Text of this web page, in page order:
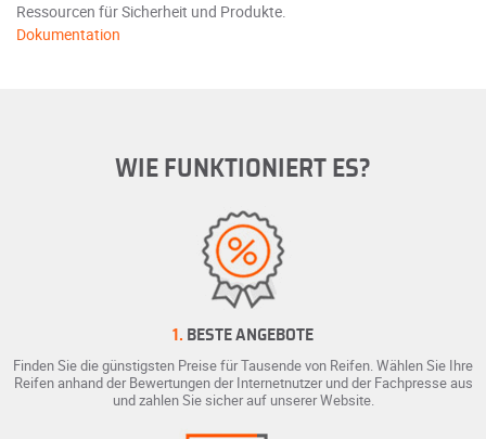
Ressourcen für Sicherheit und Produkte.
Dokumentation
WIE FUNKTIONIERT ES?
1. BESTE ANGEBOTE
Finden Sie die günstigsten Preise für Tausende von Reifen. Wählen Sie Ihre
Reifen anhand der Bewertungen der Internetnutzer und der Fachpresse aus
und zahlen Sie sicher auf unserer Website.